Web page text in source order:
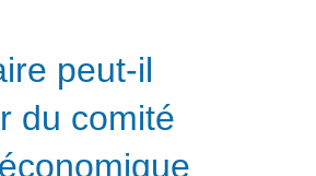
peut-il
du comité